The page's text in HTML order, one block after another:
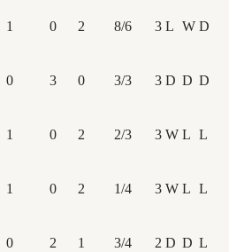
1 0 2 8/6 3 L W D
0 3 0 3/3 3 D D D
1 0 2 2/3 3 W L L
1 0 2 1/4 3 W L L
0 2 1 3/4 2 D D L